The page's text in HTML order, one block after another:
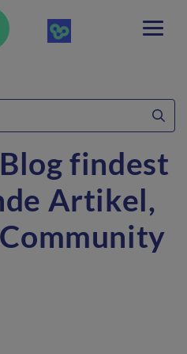
findest
Artikel,